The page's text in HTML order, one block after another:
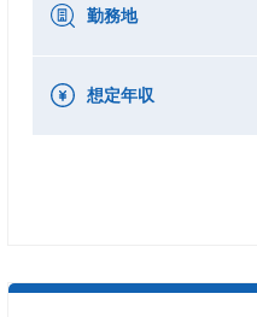
勤務地
想定年収